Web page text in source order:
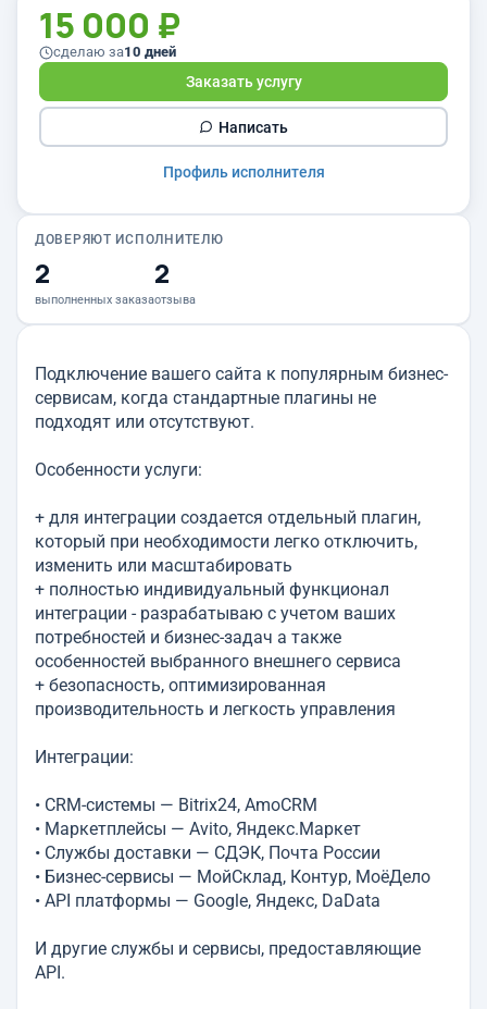
Подключение вашего сайта к популярным бизнес-
сервисам, когда стандартные плагины не
подходят или отсутствуют.
Особенности услуги:
+ для интеграции создается отдельный плагин,
который при необходимости легко отключить,
изменить или масштабировать
+ полностью индивидуальный функционал
интеграции - разрабатываю с учетом ваших
потребностей и бизнес-задач а также
особенностей выбранного внешнего сервиса
+ безопасность, оптимизированная
производительность и легкость управления
Интеграции:
• CRM-системы — Bitrix24, AmoCRM
• Маркетплейсы — Avito, Яндекс.Маркет
• Службы доставки — СДЭК, Почта России
• Бизнес-сервисы — МойСклад, Контур, МоёДело
• API платформы — Google, Яндекс, DaData
И другие службы и сервисы, предоставляющие
API.
15 000 ₽
сделаю за10 дней
Заказать услугу
Написать
Профиль исполнителя
ДОВЕРЯЮТ ИСПОЛНИТЕЛЮ
2
выполненных заказа
2
отзыва